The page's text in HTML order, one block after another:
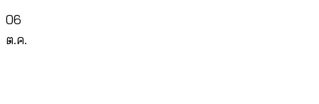
06
ต.ค.